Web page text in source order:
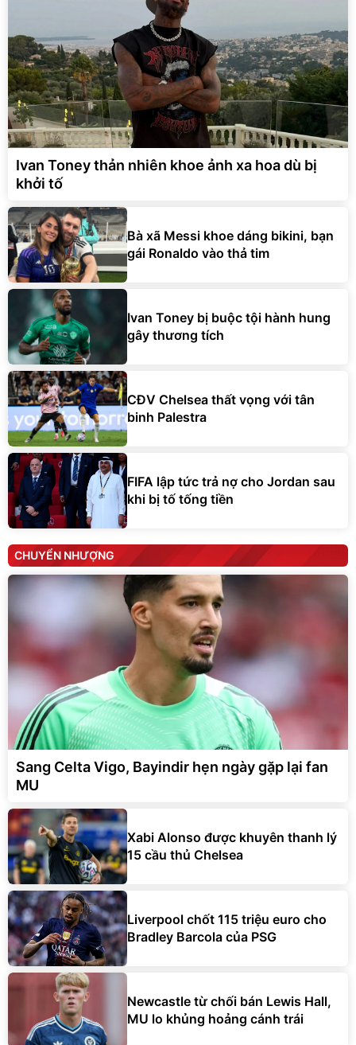
Ivan Toney thản nhiên khoe ảnh xa hoa dù bị
khởi tố
Bà xã Messi khoe dáng bikini, bạn
gái Ronaldo vào thả tim
Ivan Toney bị buộc tội hành hung
gây thương tích
CĐV Chelsea thất vọng với tân
binh Palestra
FIFA lập tức trả nợ cho Jordan sau
khi bị tố tống tiền
CHUYỂN NHƯỢNG
Sang Celta Vigo, Bayindir hẹn ngày gặp lại fan
MU
Xabi Alonso được khuyên thanh lý
15 cầu thủ Chelsea
Liverpool chốt 115 triệu euro cho
Bradley Barcola của PSG
Newcastle từ chối bán Lewis Hall,
MU lo khủng hoảng cánh trái